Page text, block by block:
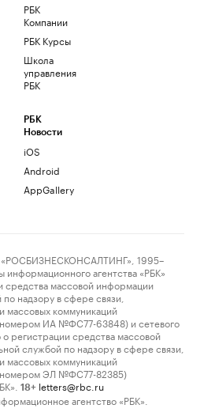
РБК
Компании
РБК Курсы
Школа
управления
РБК
РБК
Новости
iOS
Android
AppGallery
1995–
агентства «РБК»
средства массовой информации
надзору в сфере связи,
массовых коммуникаций
номером ИА №ФС77-63848) и сетевого
о регистрации средства массовой
службой по надзору в сфере связи,
массовых коммуникаций
номером ЭЛ №ФС77-82385)
18+ letters@rbc.ru
агентство «РБК».